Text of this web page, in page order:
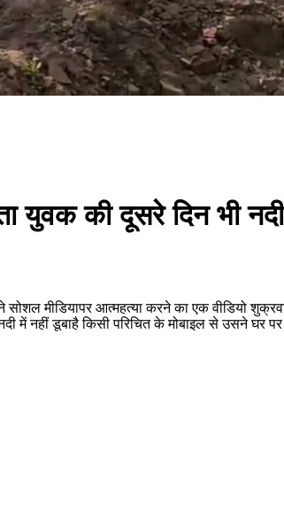
युवक की दूसरे दिन भी
सोशल मीडियापर आत्महत्या करने का एक वीडियो
में नहीं डूबाहै किसी परिचित के मोबाइल से उसने घर